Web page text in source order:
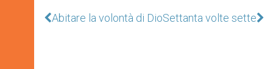
Abitare la volontà di DioSettanta volte sette